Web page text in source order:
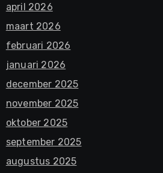
april 2026
maart 2026
februari 2026
januari 2026
december 2025
november 2025
oktober 2025
september 2025
augustus 2025